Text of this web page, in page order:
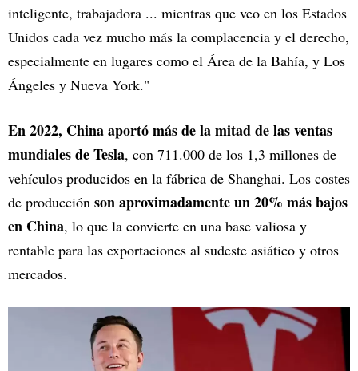
inteligente, trabajadora ... mientras que veo en los Estados
Unidos cada vez mucho más la complacencia y el derecho,
especialmente en lugares como el Área de la Bahía, y Los
Ángeles y Nueva York."
En 2022, China aportó más de la mitad de las ventas
mundiales de Tesla, con 711.000 de los 1,3 millones de
vehículos producidos en la fábrica de Shanghai. Los costes
de producción son aproximadamente un 20% más bajos
en China, lo que la convierte en una base valiosa y
rentable para las exportaciones al sudeste asiático y otros
mercados.